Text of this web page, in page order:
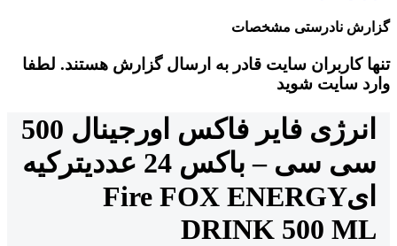
گزارش نادرستی مشخصات
تنها کاربران سایت قادر به ارسال گزارش هستند. لطفا
وارد سایت شوید
انرژی فایر فاکس اورجینال 500
سی سی – باکس 24 عددی
ترکیه
ایFire FOX ENERGY
DRINK 500 ML